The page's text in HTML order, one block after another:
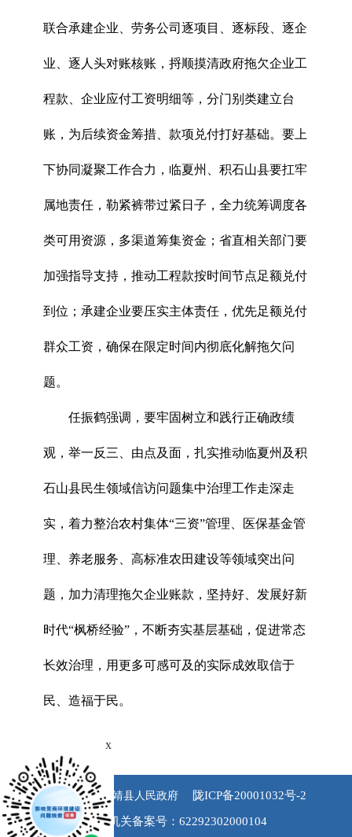
联合承建企业、劳务公司逐项目、逐标段、逐企
业、逐人头对账核账，捋顺摸清政府拖欠企业工
程款、企业应付工资明细等，分门别类建立台
账，为后续资金筹措、款项兑付打好基础。要上
下协同凝聚工作合力，临夏州、积石山县要扛牢
属地责任，勒紧裤带过紧日子，全力统筹调度各
类可用资源，多渠道筹集资金；省直相关部门要
加强指导支持，推动工程款按时间节点足额兑付
到位；承建企业要压实主体责任，优先足额兑付
群众工资，确保在限定时间内彻底化解拖欠问
题。
任振鹤强调，要牢固树立和践行正确政绩
观，举一反三、由点及面，扎实推动临夏州及积
石山县民生领域信访问题集中治理工作走深走
实，着力整治农村集体“三资”管理、医保基金管
理、养老服务、高标准农田建设等领域突出问
题，加力清理拖欠企业账款，坚持好、发展好新
时代“枫桥经验”，不断夯实基层基础，促进常态
长效治理，用更多可感可及的实际成效取信于
民、造福于民。
版权所有 永靖县人民政府 陇ICP备20001032号-2
公安机关备案号：62292302000104
x